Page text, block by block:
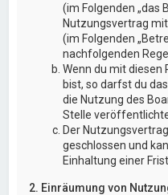
(im Folgenden „das
Nutzungsvertrag
(im Folgenden
nachfolgenden
Wenn du mit diesen
bist, so darfst du
die Nutzung des
Stelle
Der
geschlossen und
Einhaltung einer
2. Einräumung von